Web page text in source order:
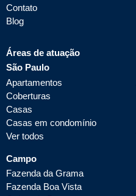
Contato
Blog
Áreas de atuação
São Paulo
Apartamentos
Coberturas
Casas
Casas em condomínio
Ver todos
Campo
Fazenda da Grama
Fazenda Boa Vista